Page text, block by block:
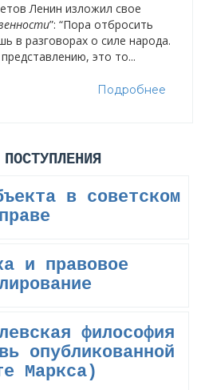
Ленин изложил свое
”: “Пора отбросить
в разговорах о силе народа.
это то...
Подробнее
в советском
праве
и правовое
философия
опубликованной
Маркса)